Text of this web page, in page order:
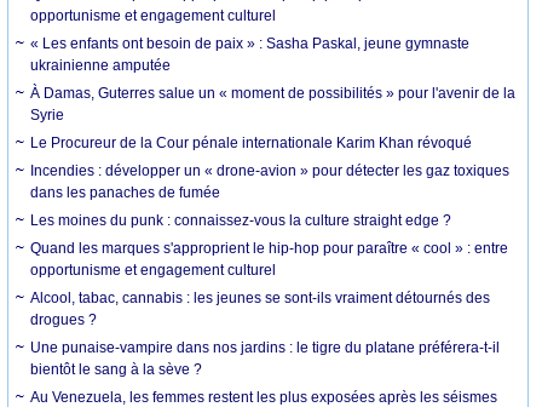
opportunisme et engagement culturel
« Les enfants ont besoin de paix » : Sasha Paskal, jeune gymnaste
ukrainienne amputée
À Damas, Guterres salue un « moment de possibilités » pour l'avenir de la
Syrie
Le Procureur de la Cour pénale internationale Karim Khan révoqué
Incendies : développer un « drone-avion » pour détecter les gaz toxiques
dans les panaches de fumée
Les moines du punk : connaissez-vous la culture straight edge ?
Quand les marques s'approprient le hip-hop pour paraître « cool » : entre
opportunisme et engagement culturel
Alcool, tabac, cannabis : les jeunes se sont-ils vraiment détournés des
drogues ?
Une punaise-vampire dans nos jardins : le tigre du platane préférera-t-il
bientôt le sang à la sève ?
Au Venezuela, les femmes restent les plus exposées après les séismes